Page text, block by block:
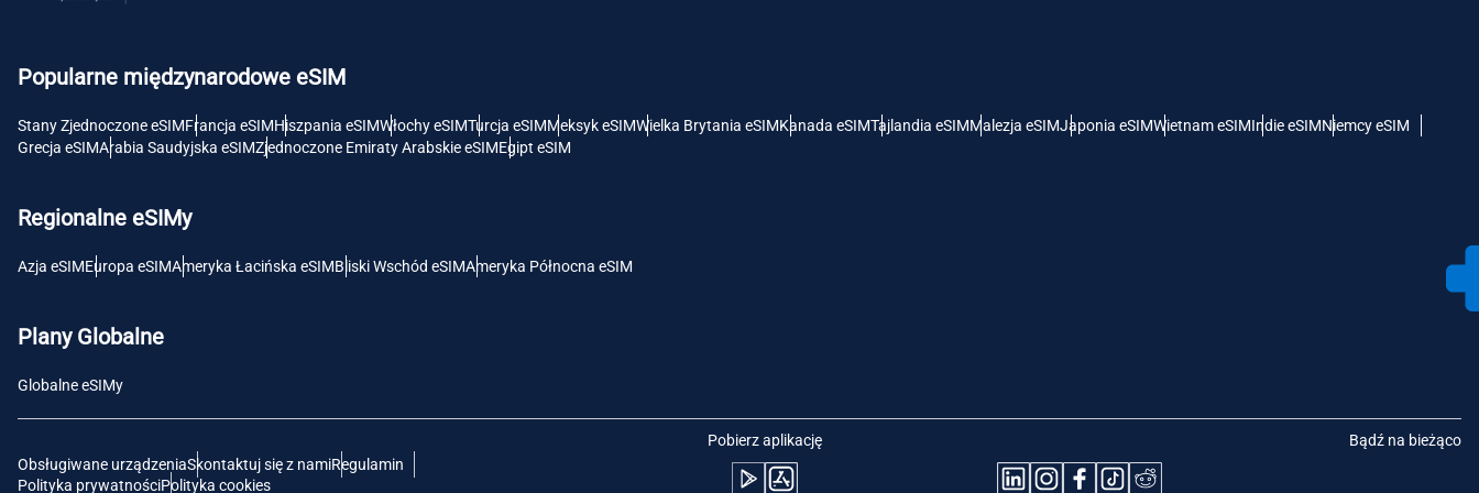
Popularne międzynarodowe eSIM
Stany Zjednoczone eSIMFrancja eSIMHiszpania eSIMWłochy eSIMTurcja eSIMMeksyk eSIMWielka Brytania eSIMKanada eSIMTajlandia eSIMMalezja eSIMJaponia eSIMWietnam eSIMIndie eSIMNiemcy eSIM
Grecja eSIMArabia Saudyjska eSIMZjednoczone Emiraty Arabskie eSIMEgipt eSIM
Regionalne eSIMy
Azja eSIMEuropa eSIMAmeryka Łacińska eSIMBliski Wschód eSIMAmeryka Północna eSIM
Plany Globalne
Globalne eSIMy
Obsługiwane urządzeniaSkontaktuj się z namiRegulamin
Polityka prywatnościPolityka cookies
Pobierz aplikację Bądź na bieżąco
Deutsch
Português
THB - Bat